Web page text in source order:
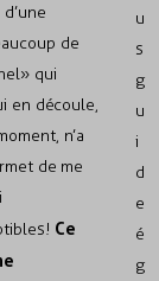
de
qui
en découle,
n’a
de me
Ce
u
s
g
u
i
d
e
é
g